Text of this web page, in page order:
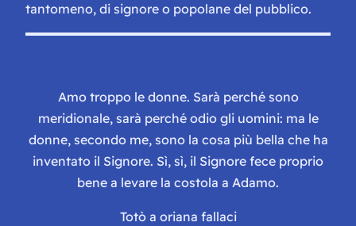
tantomeno, di signore o popolane del pubblico.
Amo troppo le donne. Sarà perché sono
meridionale, sarà perché odio gli uomini: ma le
donne, secondo me, sono la cosa più bella che ha
inventato il Signore. Sì, sì, il Signore fece proprio
bene a levare la costola a Adamo.
Totò a oriana fallaci